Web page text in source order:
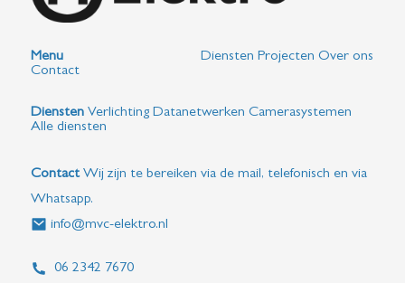
Menu Diensten Projecten Over ons
Contact
Diensten Verlichting Datanetwerken Camerasystemen
Alle diensten
ContactWij zijn te bereiken via de mail, telefonisch en via
Whatsapp.
info@mvc-elektro.nl
06 2342 7670